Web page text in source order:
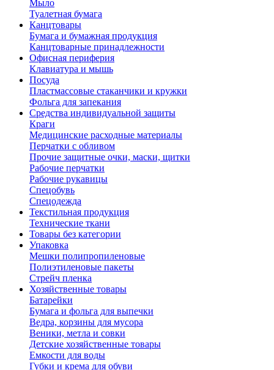
Мыло
Туалетная бумага
Канцтовары
Бумага и бумажная продукция
Канцтоварные принадлежности
Офисная периферия
Клавиатура и мышь
Посуда
Пластмассовые стаканчики и кружки
Фольга для запекания
Средства индивидуальной защиты
Краги
Медицинские расходные материалы
Перчатки с обливом
Прочие защитные очки, маски, щитки
Рабочие перчатки
Рабочие рукавицы
Спецобувь
Спецодежда
Текстильная продукция
Технические ткани
Товары без категории
Упаковка
Мешки полипропиленовые
Полиэтиленовые пакеты
Стрейч пленка
Хозяйственные товары
Батарейки
Бумага и фольга для выпечки
Ведра, корзины для мусора
Веники, метла и совки
Детские хозяйственные товары
Емкости для воды
Губки и крема для обуви